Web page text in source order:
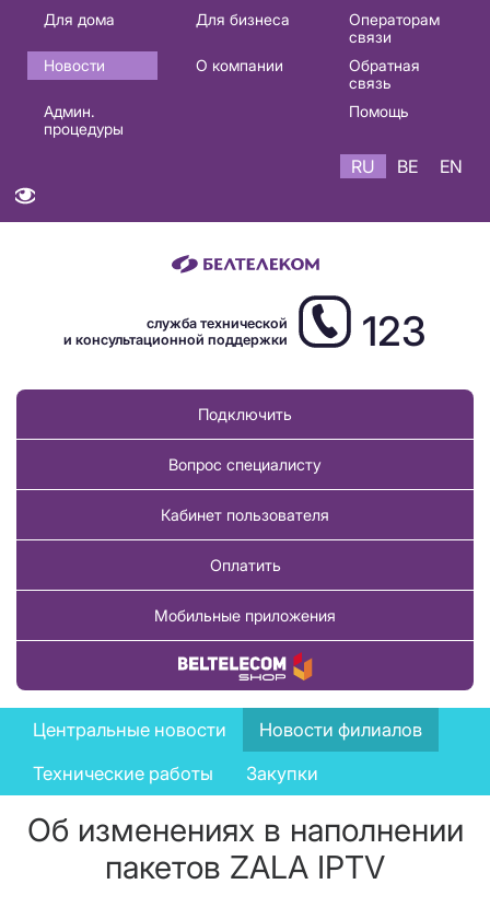
Основная
навигация
RU
Для дома Для бизнеса
Операторам
связи
Новости
О компании
Обратная
связь
Админ.
процедуры
Помощь
RU BE EN
служба технической
и консультационной поддержки
123
Подключить
Вопрос специалисту
Кабинет пользователя
Оплатить
Мобильные приложения
Купить товар
News
menu
Центральные новости
Новости филиалов
Технические работы
Закупки
Об изменениях в наполнении
пакетов ZALA IPTV